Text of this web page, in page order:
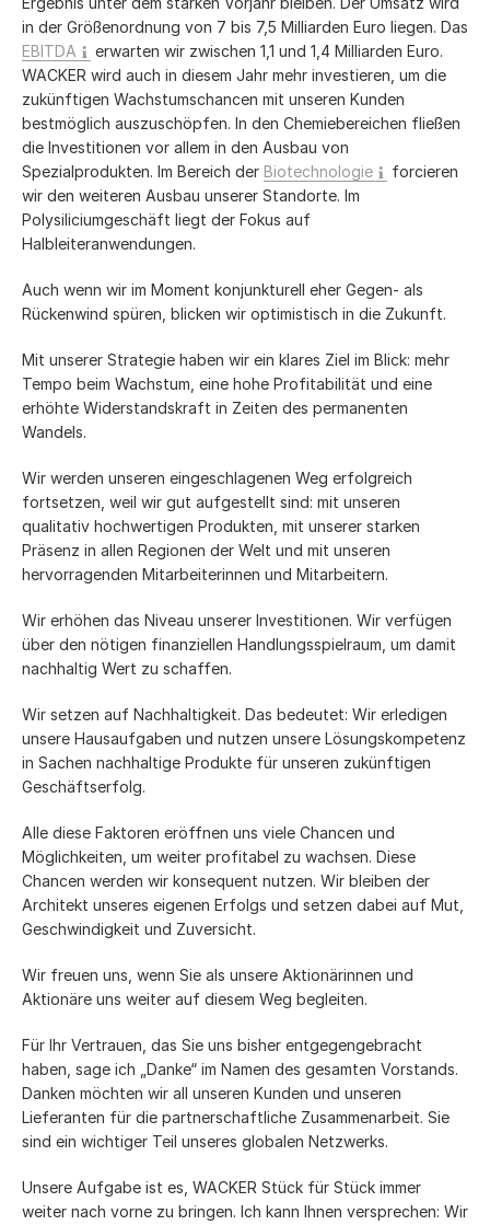
in der Größenordnung von 7 bis 7,5 Milliarden Euro liegen. Das
EBITDA
erwarten wir zwischen 1,1 und 1,4 Milliarden Euro.
WACKER wird auch in diesem Jahr mehr investieren, um die
zukünftigen Wachstumschancen mit unseren Kunden
bestmöglich auszuschöpfen. In den Chemiebereichen fließen
die Investitionen vor allem in den Ausbau von
Spezialprodukten. Im Bereich der Biotechnologie
forcieren
wir den weiteren Ausbau unserer Standorte. Im
Polysiliciumgeschäft liegt der Fokus auf
Halbleiteranwendungen.
Auch wenn wir im Moment konjunkturell eher Gegen- als
Rückenwind spüren, blicken wir optimistisch in die Zukunft.
Mit unserer Strategie haben wir ein klares Ziel im Blick: mehr
Tempo beim Wachstum, eine hohe Profitabilität und eine
erhöhte Widerstandskraft in Zeiten des permanenten
Wandels.
Wir werden unseren eingeschlagenen Weg erfolgreich
fortsetzen, weil wir gut aufgestellt sind: mit unseren
qualitativ hochwertigen Produkten, mit unserer starken
Präsenz in allen Regionen der Welt und mit unseren
hervorragenden Mitarbeiterinnen und Mitarbeitern.
Wir erhöhen das Niveau unserer Investitionen. Wir verfügen
über den nötigen finanziellen Handlungsspielraum, um damit
nachhaltig Wert zu schaffen.
Wir setzen auf Nachhaltigkeit. Das bedeutet: Wir erledigen
unsere Hausaufgaben und nutzen unsere Lösungskompetenz
in Sachen nachhaltige Produkte für unseren zukünftigen
Geschäftserfolg.
Alle diese Faktoren eröffnen uns viele Chancen und
Möglichkeiten, um weiter profitabel zu wachsen. Diese
Chancen werden wir konsequent nutzen. Wir bleiben der
Architekt unseres eigenen Erfolgs und setzen dabei auf Mut,
Geschwindigkeit und Zuversicht.
Wir freuen uns, wenn Sie als unsere Aktionärinnen und
Aktionäre uns weiter auf diesem Weg begleiten.
Für Ihr Vertrauen, das Sie uns bisher entgegengebracht
haben, sage ich „Danke“ im Namen des gesamten Vorstands.
Danken möchten wir all unseren Kunden und unseren
Lieferanten für die partnerschaftliche Zusammenarbeit. Sie
sind ein wichtiger Teil unseres globalen Netzwerks.
Unsere Aufgabe ist es, WACKER Stück für Stück immer
weiter nach vorne zu bringen. Ich kann Ihnen versprechen: Wir